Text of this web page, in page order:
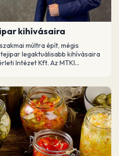
kihívásaira
múltra épít, mégis
legaktuálisabb kihívásaira
Intézet Kft. Az MTKI...